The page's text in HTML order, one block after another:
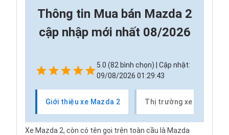
Thông tin Mua bán Mazda 2
cập nhập mới nhất 08/2026
5.0 (82 bình chọn) | Cập nhật:
09/08/2026 01:29:43
Giới thiệu xe Mazda 2 Thị trường xe Mazda 2
Xe Mazda 2, còn có tên gọi trên toàn cầu là Mazda